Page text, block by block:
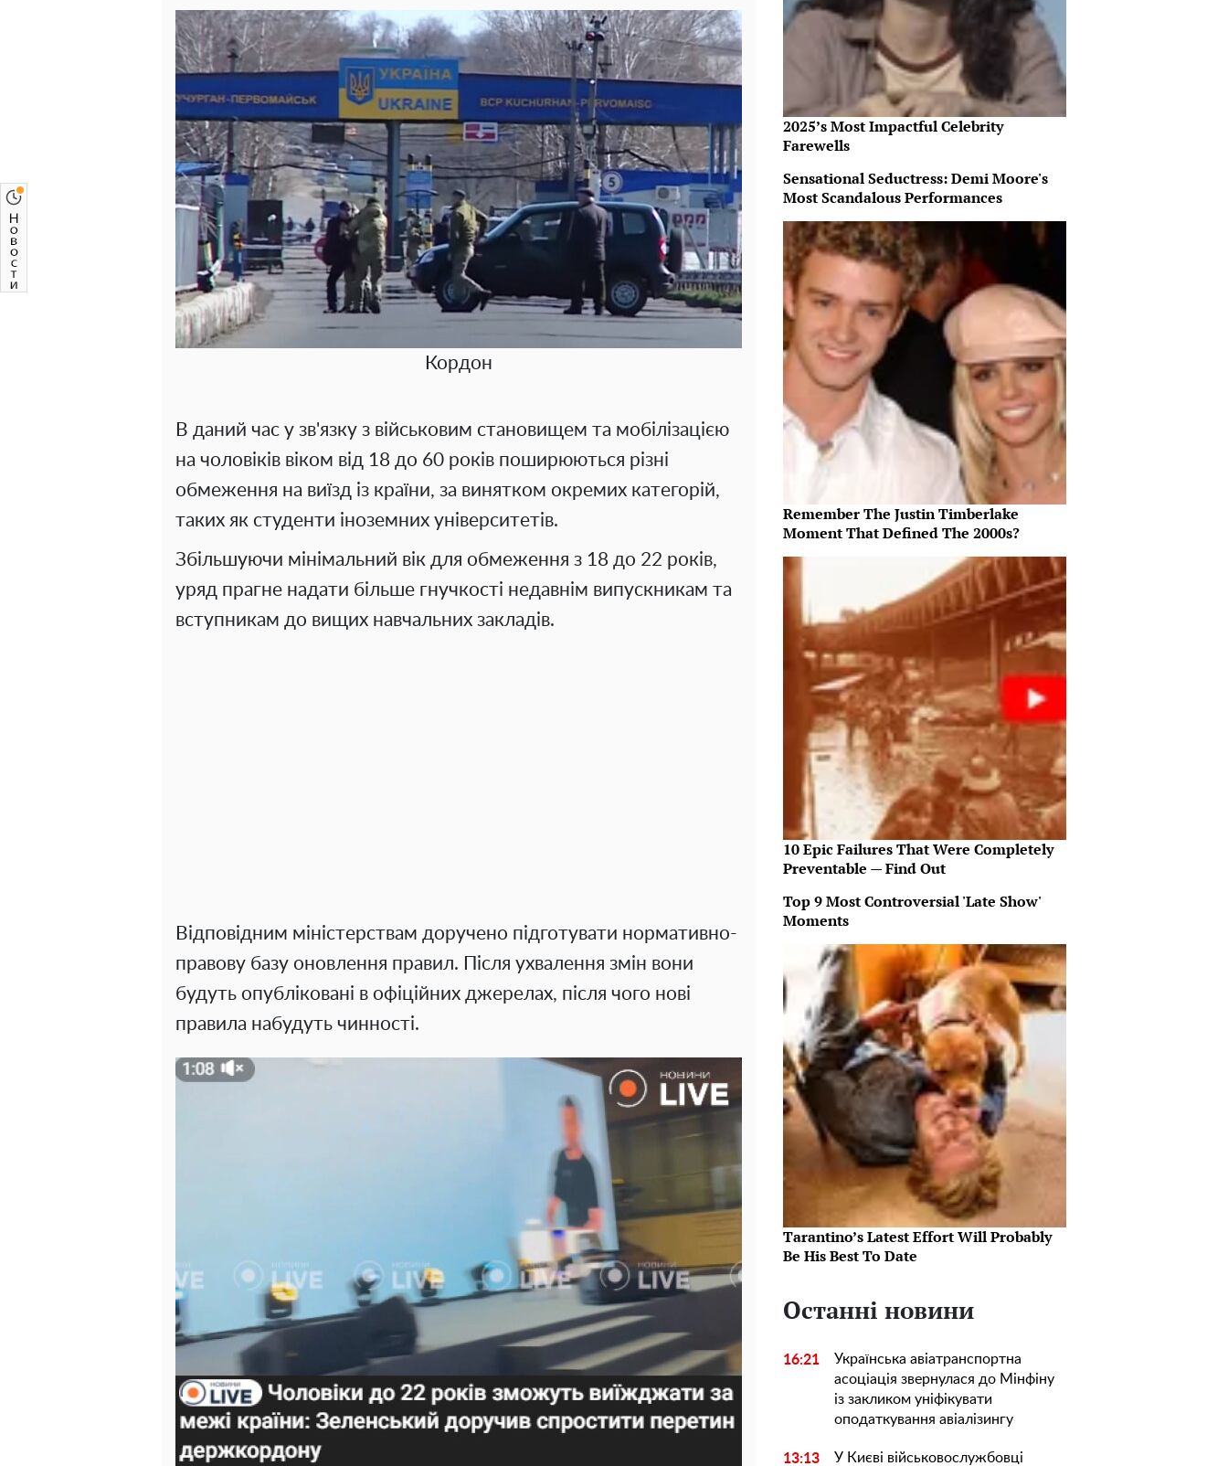
Кордон
В даний час у зв'язку з військовим становищем та мобілізацією
на чоловіків віком від 18 до 60 років поширюються різні
обмеження на виїзд із країни, за винятком окремих категорій,
таких як студенти іноземних університетів.
Збільшуючи мінімальний вік для обмеження з 18 до 22 років,
уряд прагне надати більше гнучкості недавнім випускникам та
вступникам до вищих навчальних закладів.
Відповідним міністерствам доручено підготувати нормативно-
правову базу оновлення правил. Після ухвалення змін вони
будуть опубліковані в офіційних джерелах, після чого нові
правила набудуть чинності.
2025’s Most Impactful Celebrity
Farewells
Sensational Seductress: Demi Moore's
Most Scandalous Performances
Remember The Justin Timberlake
Moment That Defined The 2000s?
10 Epic Failures That Were Completely
Preventable — Find Out
Top 9 Most Controversial 'Late Show'
Moments
Tarantino’s Latest Effort Will Probably
Be His Best To Date
Останні новини
16:21
Українська авіатранспортна
асоціація звернулася до Мінфіну
із закликом уніфікувати
оподаткування авіалізингу
13:13 У Києві військовослужбовці